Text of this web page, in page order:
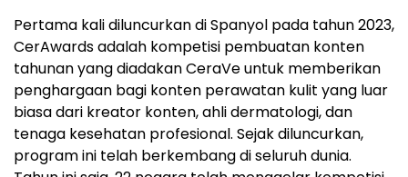
Pertama kali diluncurkan di Spanyol pada tahun 2023,
CerAwards adalah kompetisi pembuatan konten
tahunan yang diadakan CeraVe untuk memberikan
penghargaan bagi konten perawatan kulit yang luar
biasa dari kreator konten, ahli dermatologi, dan
tenaga kesehatan profesional. Sejak diluncurkan,
program ini telah berkembang di seluruh dunia.